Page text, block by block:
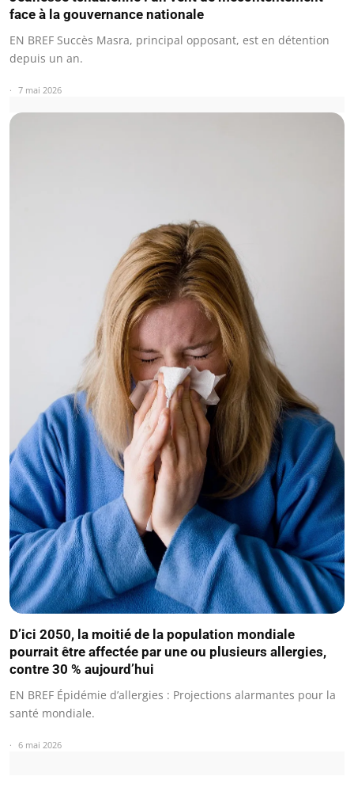
face à la gouvernance nationale
EN BREF Succès Masra, principal opposant, est en détention
depuis un an.
7 mai 2026
D’ici 2050, la moitié de la population mondiale
pourrait être affectée par une ou plusieurs allergies,
contre 30 % aujourd’hui
EN BREF Épidémie d’allergies : Projections alarmantes pour la
santé mondiale.
6 mai 2026